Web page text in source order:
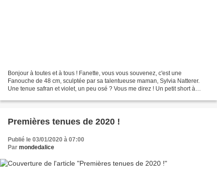
Bonjour à toutes et à tous ! Fanette, vous vous souvenez, c'est une
Fanouche de 48 cm, sculptée par sa talentueuse maman, Sylvia Natterer.
Une tenue safran et violet, un peu osé ? Vous me direz ! Un petit short à
Premières tenues de 2020 !
Publié le 03/01/2020 à 07:00
Par mondedalice